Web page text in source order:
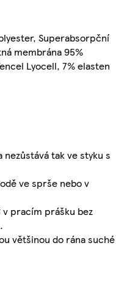
Superabsorpční
membrána 95%
Lyocell, 7% elasten
tak ve styku s
ve sprše nebo v
v pracím prášku bez
většinou do rána suché